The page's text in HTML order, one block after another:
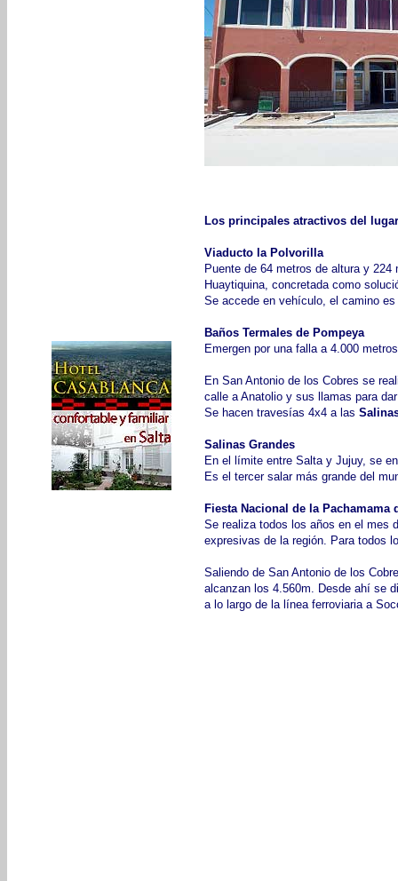
Los principales atractivos del
Viaducto la Polvorilla
Puente de 64 metros de altura y
Huaytiquina, concretada como
Se accede en vehículo, el camino
Baños Termales de Pompeya
Emergen por una falla a 4.000
En San Antonio de los Cobres se
calle a Anatolio y sus llamas para
Se hacen travesías 4x4 a las
Salinas Grandes
En el límite entre Salta y Jujuy, se
Es el tercer salar más grande del
Fiesta Nacional de la
Se realiza todos los años en el mes
expresivas de la región. Para todos
Saliendo de San Antonio de los
alcanzan los 4.560m. Desde ahí se
a lo largo de la línea ferroviaria a